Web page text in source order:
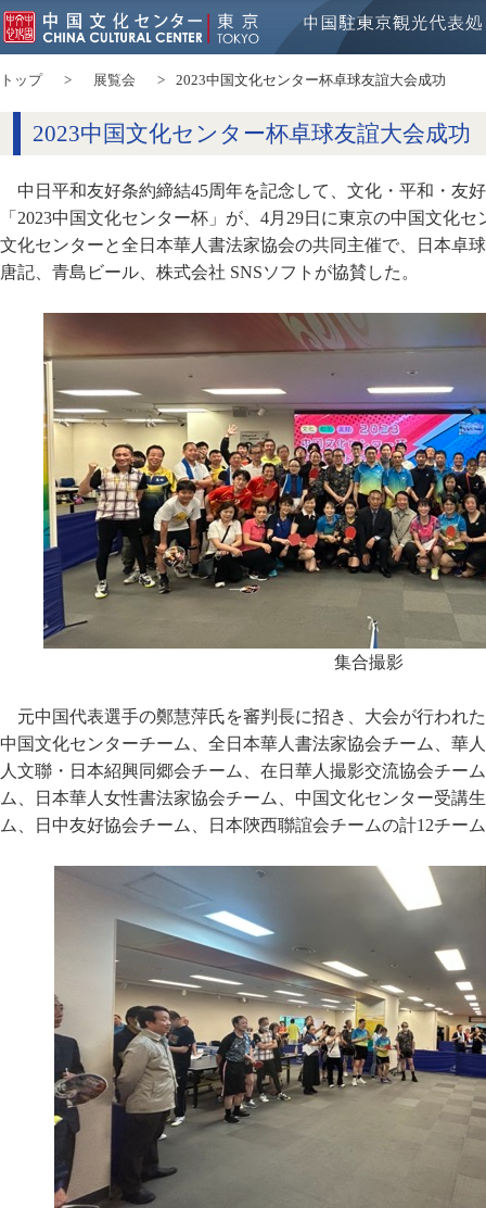
トップ 展覧会 2023中国文化センター杯卓球友誼大会成功
2023中国文化センター杯卓球友誼大会成功
中日平和友好条約締結45周年を記念して、文化・平和・友
「2023中国文化センター杯」が、4月29日に東京の中国文化
文化センターと全日本華人書法家協会の共同主催で、日本卓
唐記、青島ビール、株式会社 SNSソフトが協賛した。
集合撮影
元中国代表選手の鄭慧萍氏を審判長に招き、大会が行われ
中国文化センターチーム、全日本華人書法家協会チーム、華
人文聯・日本紹興同郷会チーム、在日華人撮影交流協会チー
ム、日本華人女性書法家協会チーム、中国文化センター受講
ム、日中友好協会チーム、日本陝西聯誼会チームの計12チー